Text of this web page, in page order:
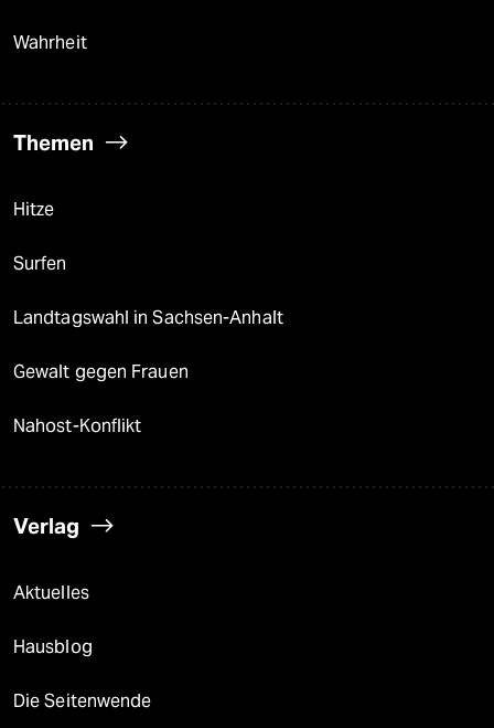
Wahrheit
Themen
Hitze
Surfen
Landtagswahl in Sachsen-Anhalt
Gewalt gegen Frauen
Nahost-Konflikt
Verlag
Aktuelles
Hausblog
Die Seitenwende